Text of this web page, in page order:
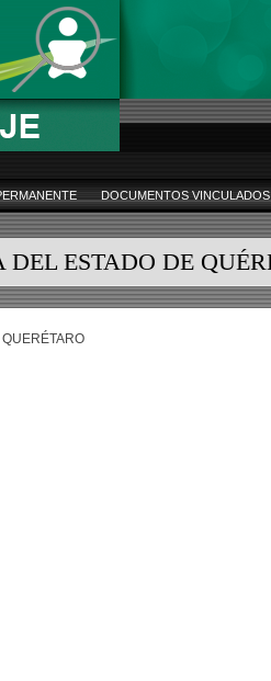
DOCUMENTOS VINCULADOS
ESTADO DE